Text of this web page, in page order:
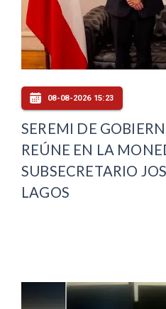
08-08-2026 15:23
SEREMI DE
REÚNE EN LA
SUBSECRETARIO
LAGOS